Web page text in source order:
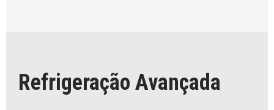
Refrigeração Avançada